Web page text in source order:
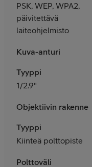
PSK, WEP, WPA2,
päivitettävä
laiteohjelmisto
Kuva-anturi
Tyyppi
1/2.9"
Objektiivin rakenne
Tyyppi
Kiinteä polttopiste
Polttoväli